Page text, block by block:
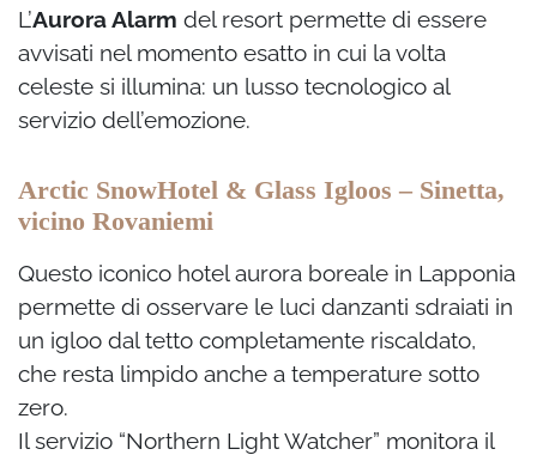
L’Aurora Alarm del resort permette di essere
avvisati nel momento esatto in cui la volta
celeste si illumina: un lusso tecnologico al
servizio dell’emozione.
Arctic SnowHotel & Glass Igloos – Sinetta,
vicino Rovaniemi
Questo iconico hotel aurora boreale in Lapponia
permette di osservare le luci danzanti sdraiati in
un igloo dal tetto completamente riscaldato,
che resta limpido anche a temperature sotto
zero.
Il servizio “Northern Light Watcher” monitora il